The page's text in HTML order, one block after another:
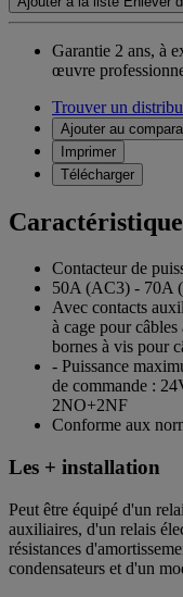
Garantie 2 ans, à
œuvre
Trouver un
Ajouter au
Imprimer
Télécharger
Contacteur de
50A (AC3) - 70A
Avec contacts
à cage pour
bornes à vis pour
- Puissance
de commande :
2NO+2NF
Conforme aux
Les + installation
Peut être équipé d'un
auxiliaires, d'un relais
résistances
condensateurs et d'un